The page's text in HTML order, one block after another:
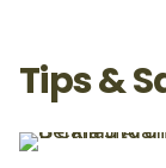
Tips &